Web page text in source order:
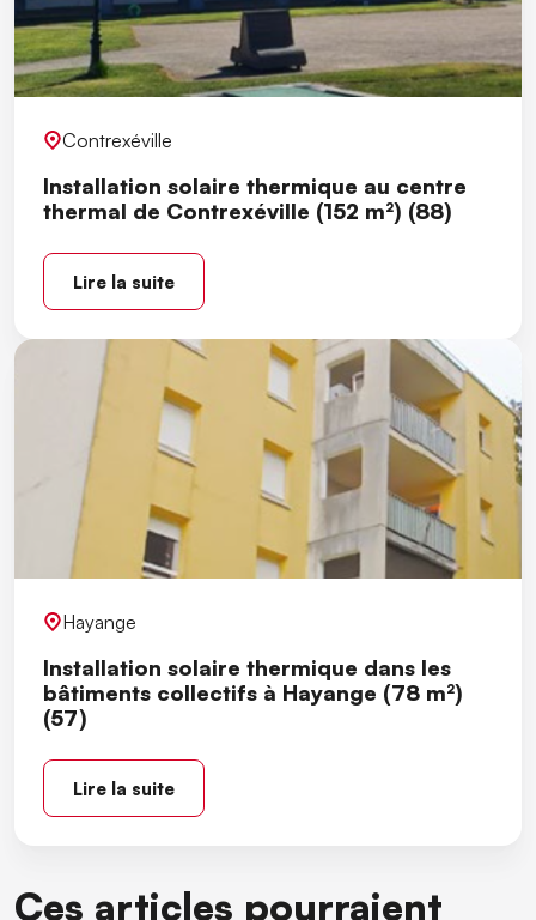
Contrexéville
Installation solaire thermique au centre
thermal de Contrexéville (152 m²) (88)
Lire la suite
Hayange
Installation solaire thermique dans les
bâtiments collectifs à Hayange (78 m²)
(57)
Lire la suite
Ces articles pourraient